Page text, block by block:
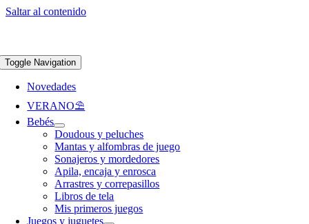
Saltar al contenido
Toggle Navigation
Novedades
VERANO⛱️​
Bebés
Doudous y peluches
Mantas y alfombras de juego
Sonajeros y mordedores
Apila, encaja y enrosca
Arrastres y correpasillos
Libros de tela
Mis primeros juegos
Juegos y juguetes